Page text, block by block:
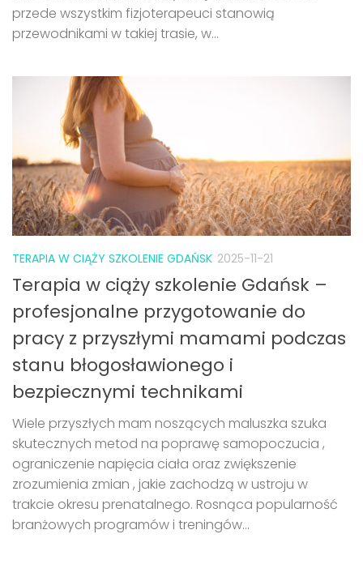
przede wszystkim fizjoterapeuci stanowią
przewodnikami w takiej trasie, w...
TERAPIA W CIĄŻY SZKOLENIE GDAŃSK 2025-11-21
Terapia w ciąży szkolenie Gdańsk –
profesjonalne przygotowanie do
pracy z przyszłymi mamami podczas
stanu błogosławionego i
bezpiecznymi technikami
Wiele przyszłych mam noszących maluszka szuka
skutecznych metod na poprawę samopoczucia ,
ograniczenie napięcia ciała oraz zwiększenie
zrozumienia zmian , jakie zachodzą w ustroju w
trakcie okresu prenatalnego. Rosnąca popularność
branżowych programów i treningów...